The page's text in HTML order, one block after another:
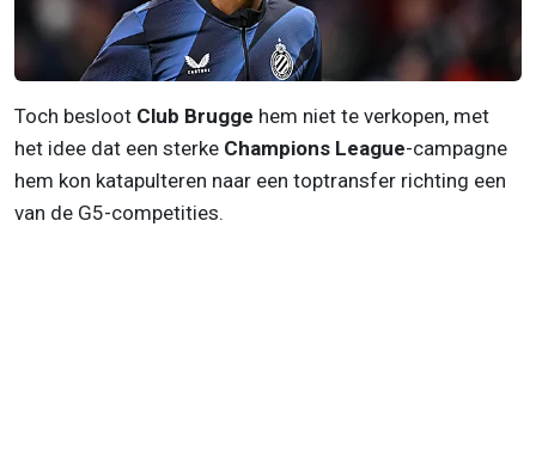
Toch besloot Club Brugge hem niet te verkopen, met
het idee dat een sterke Champions League-campagne
hem kon katapulteren naar een toptransfer richting een
van de G5-competities.